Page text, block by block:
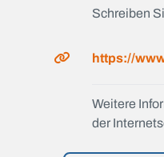
Schreiben
https://
Weitere
der